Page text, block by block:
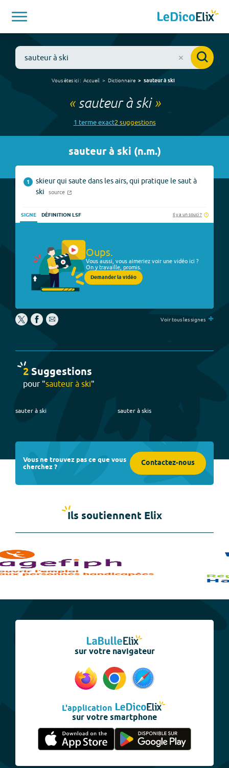
Vous êtes ici : Accueil Dictionnaire sauteur à ski
«sauteur à ski»
1 termeexact2 suggestions
sauteur à ski (n.m.)
1
skieur qui saute dans les airs, qui pratique le saut à
ski
source
SIGNE DÉFINITION LSF Il y a un souci ?
Oups.
Vous aussi, vous aimeriez voir une vidéo ici ?
On y travaille, promis.
Demander la vidéo
Voir tous les signes +
2Suggestions
pour "sauteur à ski"
sauter à ski sauter à skis
Vous ne trouvez pas ce que vous
cherchez ? Contactez-nous
Ils soutiennent Elix
sur votre navigateur
L'application
sur votre smartphone